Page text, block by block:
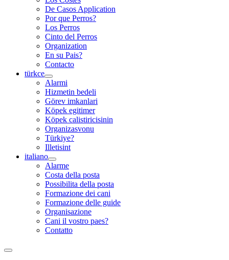
De Casos Application
Por que Perros?
Los Perros
Cinto del Perros
Organization
En su Pais?
Contacto
türkce
Alarmi
Hizmetin bedeli
Görev imkanlari
Köpek egitimer
Köpek calistiricisinin
Organizasvonu
Türkiye?
Illetisint
italiano
Alarme
Costa della posta
Possibilita della posta
Formazione dei cani
Formazione delle guide
Organisazione
Cani il vostro paes?
Contatto